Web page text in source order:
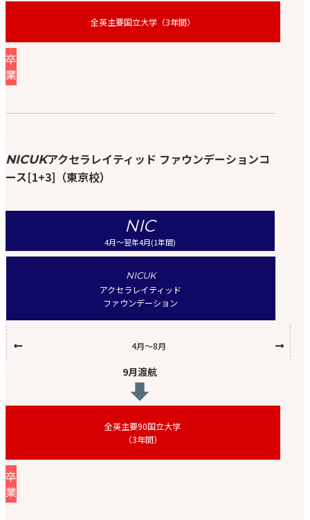
全英主要国立大学（3年間）
卒
業
NICUKアクセラレイティッド ファウンデーションコ
ース[1+3]（東京校）
NIC
4月〜翌年4月(1年間)
NICUK
アクセラレイティッド
ファウンデーション
4月〜8月
9月渡航
全英主要90国立大学
（3年間）
卒
業